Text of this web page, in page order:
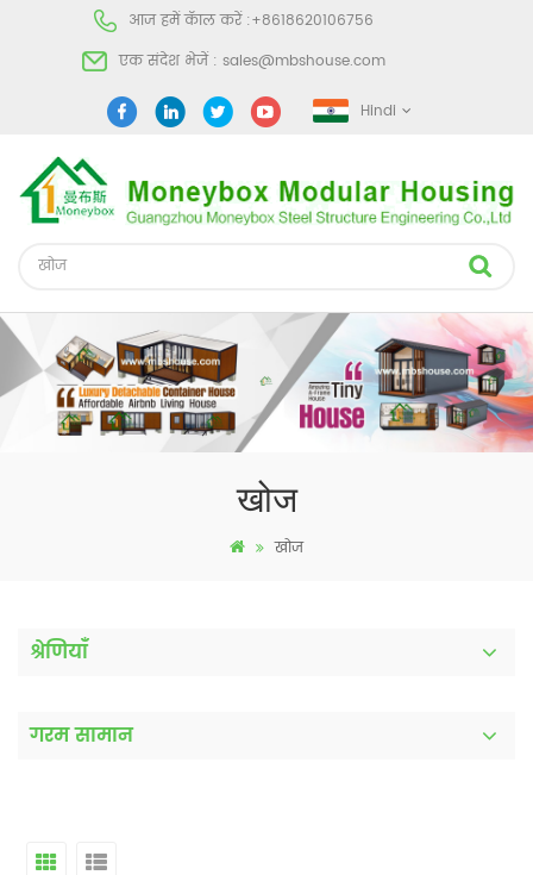
आज हमें कॅाल करें :+8618620106756
एक संदेश भेजें : sales@mbshouse.com
Hindi
खोज
खोज
श्रेणियाँ
गरम सामान